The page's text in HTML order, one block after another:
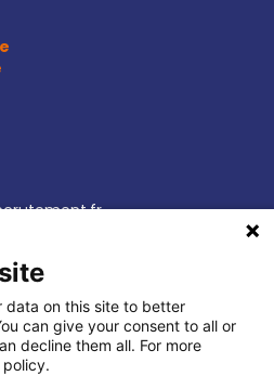
data on this site to better
can give your consent to all or
decline them all. For more